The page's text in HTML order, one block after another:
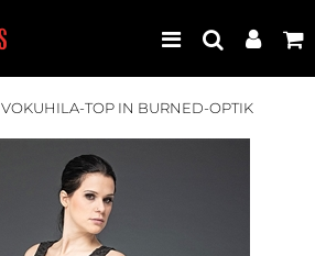
Best Seller
Neuheiten
VOKUHILA-TOP IN BURNED-OPTIK